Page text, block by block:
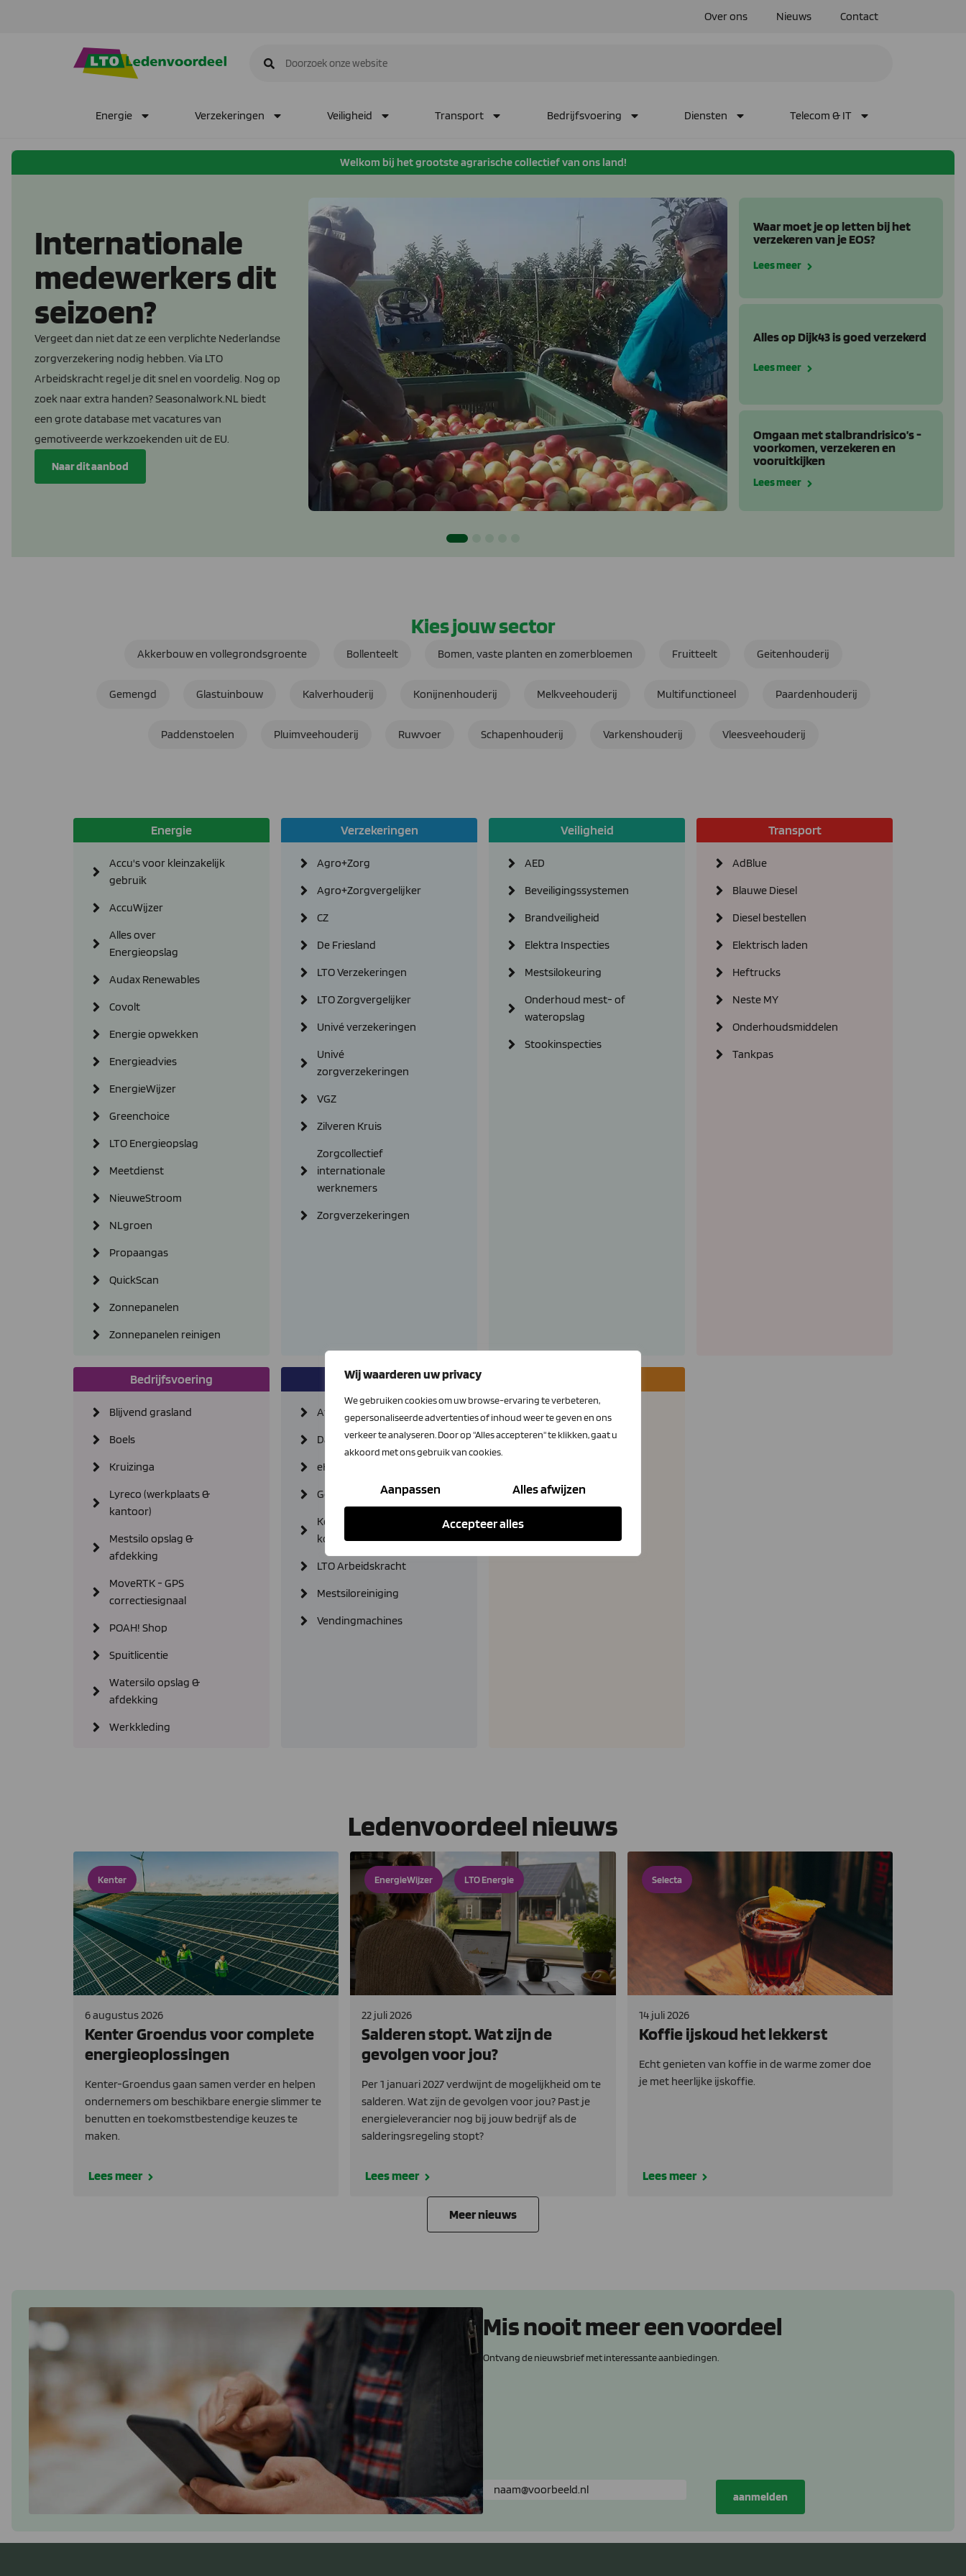
Wij waarderen uw privacy
We gebruiken cookies om uw browse-ervaring te verbeteren,
gepersonaliseerde advertenties of inhoud weer te geven en ons
verkeer te analyseren. Door op "Alles accepteren" te klikken, gaat u
akkoord met ons gebruik van cookies.
Aanpassen Alles afwijzen
Accepteer alles
Over ons Nieuws Contact
Energie Verzekeringen Veiligheid Transport Bedrijfsvoering Diensten Telecom & IT
Welkom bij het grootste agrarische collectief van ons land!
Internationale
medewerkers dit
seizoen?​
Vergeet dan niet dat ze een verplichte Nederlandse
zorgverzekering nodig hebben. Via LTO
Arbeidskracht regel je dit snel en voordelig. Nog op
zoek naar extra handen? Seasonalwork.NL biedt
een grote database met vacatures van
gemotiveerde werkzoekenden uit de EU.
Naar dit aanbod
Waar moet je op letten bij het
verzekeren van je EOS?
Lees meer
Alles op Dijk43 is goed verzekerd
Lees meer
Omgaan met stalbrandrisico’s -
voorkomen, verzekeren en
vooruitkijken
Lees meer
Kies jouw sector
Akkerbouw en vollegrondsgroente Bollenteelt Bomen, vaste planten en zomerbloemen Fruitteelt Geitenhouderij
Gemengd Glastuinbouw Kalverhouderij Konijnenhouderij Melkveehouderij Multifunctioneel Paardenhouderij
Paddenstoelen Pluimveehouderij Ruwvoer Schapenhouderij Varkenshouderij Vleesveehouderij
Energie
Accu's voor kleinzakelijk
gebruik
AccuWijzer
Alles over
Energieopslag
Audax Renewables
Covolt
Energie opwekken
Energieadvies
EnergieWijzer
Greenchoice
LTO Energieopslag
Meetdienst
NieuweStroom
NLgroen
Propaangas
QuickScan
Zonnepanelen
Zonnepanelen reinigen
Verzekeringen
Agro+Zorg
Agro+Zorgvergelijker
CZ
De Friesland
LTO Verzekeringen
LTO Zorgvergelijker
Univé verzekeringen
Univé
zorgverzekeringen
VGZ
Zilveren Kruis
Zorgcollectief
internationale
werknemers
Zorgverzekeringen
Veiligheid
AED
Beveiligingssystemen
Brandveiligheid
Elektra Inspecties
Mestsilokeuring
Onderhoud mest- of
wateropslag
Stookinspecties
Transport
AdBlue
Blauwe Diesel
Diesel bestellen
Elektrisch laden
Heftrucks
Neste MY
Onderhoudsmiddelen
Tankpas
Bedrijfsvoering
Blijvend grasland
Boels
Kruizinga
Lyreco (werkplaats &
kantoor)
Mestsilo opslag &
afdekking
MoveRTK - GPS
correctiesignaal
POAH! Shop
Spuitlicentie
Watersilo opslag &
afdekking
Werkkleding
Diensten
Afvalinzameling
Dagbladen
eHerkenning
Gewasbeschermingsgids
Koffie en
koffieapparatuur
LTO Arbeidskracht
Mestsiloreiniging
Vendingmachines
Glasvezel
LTO Connect & Call
Smartphones
Ledenvoordeel nieuws
Kenter
6 augustus 2026
Kenter Groendus voor complete
energieoplossingen
Kenter-Groendus gaan samen verder en helpen
ondernemers om beschikbare energie slimmer te
benutten en toekomstbestendige keuzes te
maken.
Lees meer
EnergieWijzer LTO Energie
22 juli 2026
Salderen stopt. Wat zijn de
gevolgen voor jou?
Per 1 januari 2027 verdwijnt de mogelijkheid om te
salderen. Wat zijn de gevolgen voor jou? Past je
energieleverancier nog bij jouw bedrijf als de
salderingsregeling stopt?
Lees meer
Selecta
14 juli 2026
Koffie ijskoud het lekkerst
Echt genieten van koffie in de warme zomer doe
je met heerlijke ijskoffie.
Lees meer
Meer nieuws
Mis nooit meer een voordeel
Ontvang de nieuwsbrief met interessante aanbiedingen.